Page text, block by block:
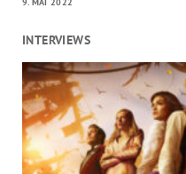
INTERVIEWS